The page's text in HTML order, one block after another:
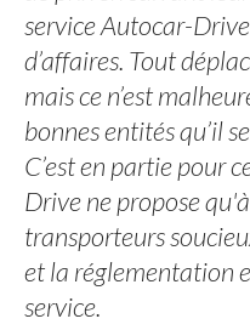
service Autocar-
d’affaires. Tout
mais ce n’est
bonnes entités qu’il
C’est en partie pour
Drive ne propose
transporteurs
et la réglementation
service.